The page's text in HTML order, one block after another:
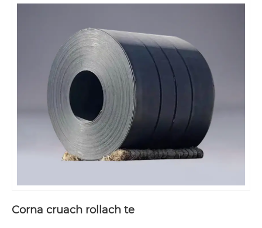
Corna cruach rollach te